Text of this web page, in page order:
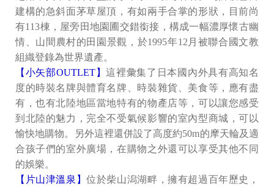
建構的急斜面茅草屋頂，有如兩手合掌的形狀，目前尚
有113棟，屋旁田地園圃交錯銜接，構成一幅濃厚懷古幽
情、山間農村的田園景觀，於1995年12月被聯合國文教
組織登錄為世界遺產。
【小矢部OUTLET】這裡彙集了日本國內外具有高知名
度的時裝名牌與體育名牌、時裝雜貨、美食等，應有盡
有，也有北陸地區當地特有的物產店等，可以讓您感受
到北陸的魅力，完全不受氣候影響的室內型商城，可以
愉快地購物。另外這裡還併設了高度約50m的摩天輪及適
合孩子們的室外廣場，在購物之外還可以享受其他不同
的娛樂。
【片山津溫泉】位於柴山潟湖畔，擁有超過百年歷史，